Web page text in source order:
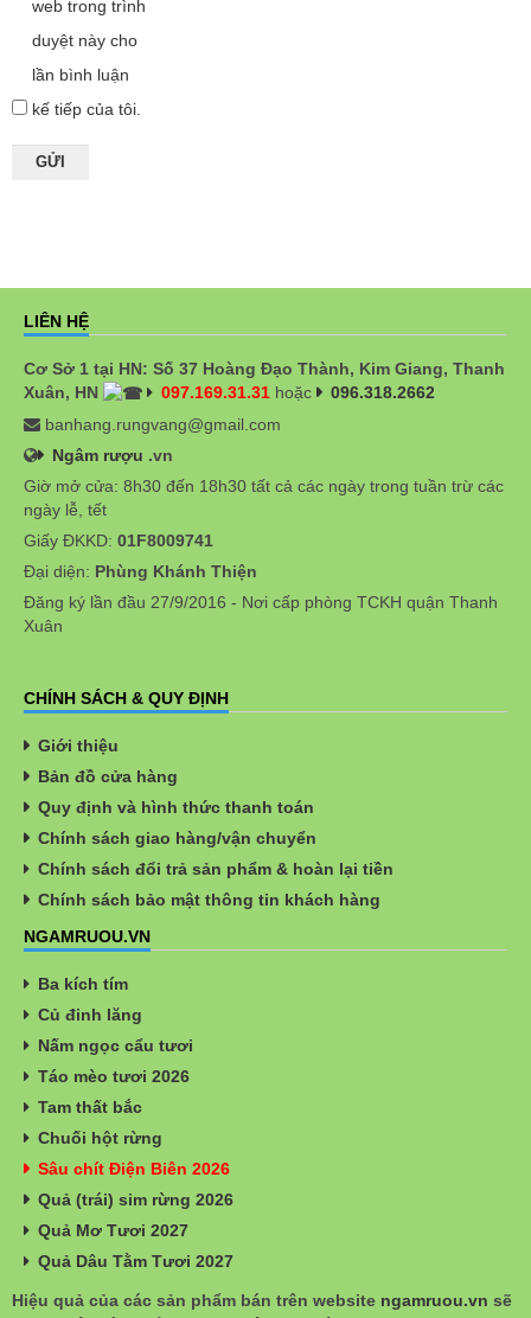
web trong trình
duyệt này cho
lần bình luận
kế tiếp của tôi.
LIÊN HỆ
Cơ Sở 1 tại HN: Số 37 Hoàng Đạo Thành, Kim Giang, Thanh
Xuân, HN
097.169.31.31 hoặc
096.318.2662
banhang.rungvang@gmail.com
Ngâm rượu .vn
Giờ mở cửa: 8h30 đến 18h30 tất cả các ngày trong tuần trừ các
ngày lễ, tết
Giấy ĐKKD: 01F8009741
Đại diện: Phùng Khánh Thiện
Đăng ký lần đầu 27/9/2016 - Nơi cấp phòng TCKH quận Thanh
Xuân
CHÍNH SÁCH & QUY ĐỊNH
Giới thiệu
Bản đồ cửa hàng
Quy định và hình thức thanh toán
Chính sách giao hàng/vận chuyển
Chính sách đổi trả sản phẩm & hoàn lại tiền
Chính sách bảo mật thông tin khách hàng
NGAMRUOU.VN
Ba kích tím
Củ đinh lăng
Nấm ngọc cẩu tươi
Táo mèo tươi 2026
Tam thất bắc
Chuối hột rừng
Sâu chít Điện Biên 2026
Quả (trái) sim rừng 2026
Quả Mơ Tươi 2027
Quả Dâu Tằm Tươi 2027
Hiệu quả của các sản phẩm bán trên website ngamruou.vn sẽ